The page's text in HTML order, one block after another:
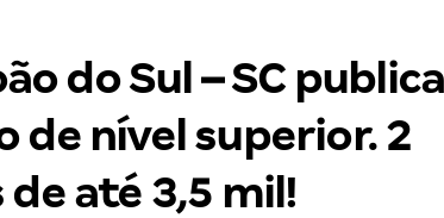
do Sul – SC publica
de nível superior. 2
até 3,5 mil!